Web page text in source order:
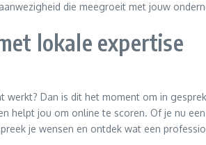
die meegroeit met jouw
lokale expertise
Dan is dit het moment om in
helpt jou om online te scoren. Of je nu
je wensen en ontdek wat een